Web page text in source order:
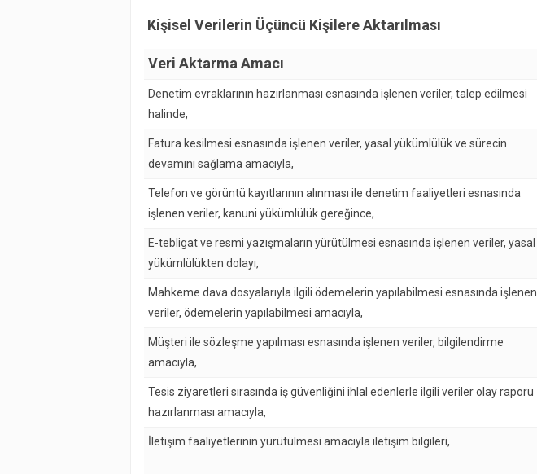
Kişisel Verilerin Üçüncü Kişilere Aktarılması
Veri Aktarma Amacı
Denetim evraklarının hazırlanması esnasında işlenen veriler, talep edilmesi
halinde,
Fatura kesilmesi esnasında işlenen veriler, yasal yükümlülük ve sürecin
devamını sağlama amacıyla,
Telefon ve görüntü kayıtlarının alınması ile denetim faaliyetleri esnasında
işlenen veriler, kanuni yükümlülük gereğince,
E-tebligat ve resmi yazışmaların yürütülmesi esnasında işlenen veriler, yasal
yükümlülükten dolayı,
Mahkeme dava dosyalarıyla ilgili ödemelerin yapılabilmesi esnasında işlenen
veriler, ödemelerin yapılabilmesi amacıyla,
Müşteri ile sözleşme yapılması esnasında işlenen veriler, bilgilendirme
amacıyla,
Tesis ziyaretleri sırasında iş güvenliğini ihlal edenlerle ilgili veriler olay raporu
hazırlanması amacıyla,
İletişim faaliyetlerinin yürütülmesi amacıyla iletişim bilgileri,